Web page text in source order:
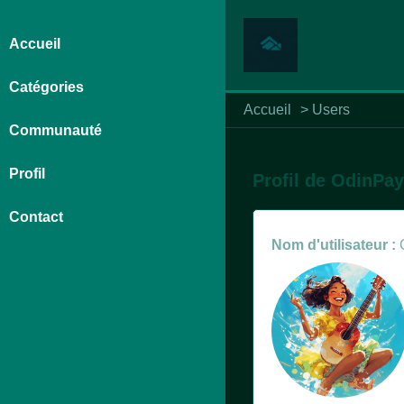
Accueil > Users
Accueil
Catégories
Communauté
Profil
Contact
Profil de
Nom d'utilisateur :